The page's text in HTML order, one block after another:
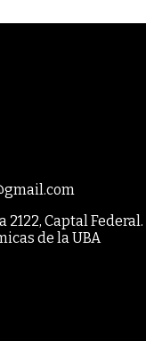
2122, Captal
de la UBA